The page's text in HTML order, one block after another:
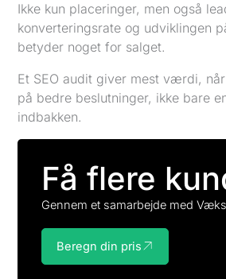
Ikke kun placeringer, men også
konverteringsrate og udviklingen
betyder noget for salget.
Et SEO audit giver mest værdi,
på bedre beslutninger, ikke bare
indbakken.
Få flere
Gennem et samarbejde med
Beregn din pris